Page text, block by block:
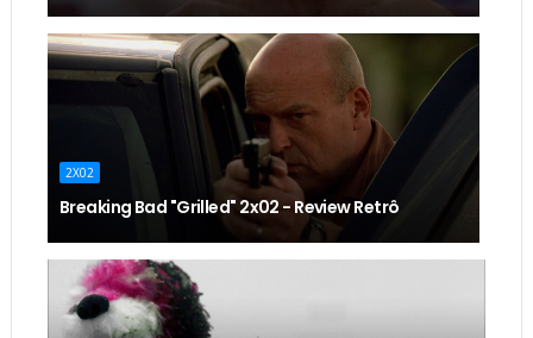
2X02
Breaking Bad "Grilled" 2x02 - Review Retrô